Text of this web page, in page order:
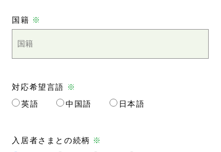
国籍 ※
対応希望言語 ※
英語
中国語 日本語
入居者さまとの続柄 ※